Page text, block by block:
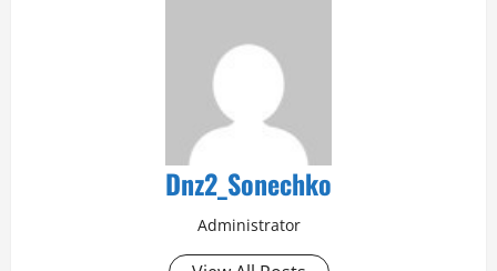
Dnz2_Sonechko
Administrator